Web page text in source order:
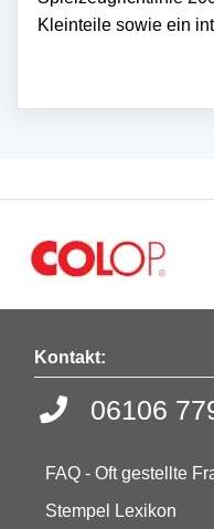
Kleinteile sowie ein
Kontakt:
06106
FAQ - Oft gestellte
Stempel Lexikon